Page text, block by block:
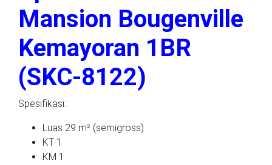
Mansion Bougenville
Kemayoran 1BR
(SKC-8122)
Spesifikasi:
Luas 29 m² (semigross)
KT 1
KM 1